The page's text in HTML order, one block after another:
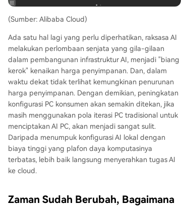
(Sumber: Alibaba Cloud)
Ada satu hal lagi yang perlu diperhatikan, raksasa AI
melakukan perlombaan senjata yang gila-gilaan
dalam pembangunan infrastruktur AI, menjadi "biang
kerok" kenaikan harga penyimpanan. Dan, dalam
waktu dekat tidak terlihat kemungkinan penurunan
harga penyimpanan. Dengan demikian, peningkatan
konfigurasi PC konsumen akan semakin ditekan, jika
masih menggunakan pola iterasi PC tradisional untuk
menciptakan AI PC, akan menjadi sangat sulit.
Daripada menumpuk konfigurasi AI lokal dengan
biaya tinggi yang plafon daya komputasinya
terbatas, lebih baik langsung menyerahkan tugas AI
ke cloud.
Zaman Sudah Berubah, Bagaimana